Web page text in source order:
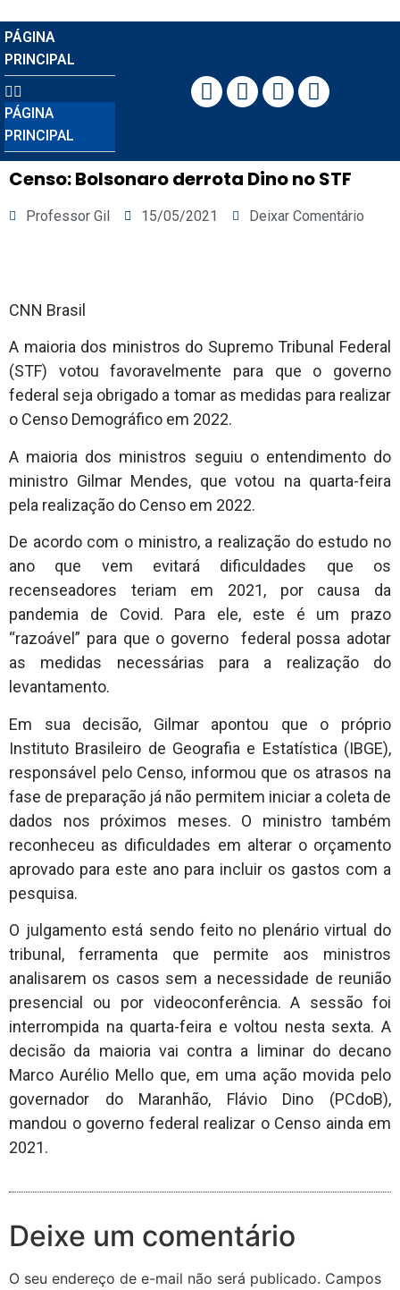
PÁGINA
PRINCIPAL
PÁGINA
PRINCIPAL
Censo: Bolsonaro derrota Dino no STF
Professor Gil 15/05/2021 Deixar Comentário
CNN Brasil
A maioria dos ministros do Supremo Tribunal Federal
(STF) votou favoravelmente para que o governo
federal seja obrigado a tomar as medidas para realizar
o Censo Demográfico em 2022.
A maioria dos ministros seguiu o entendimento do
ministro Gilmar Mendes, que votou na quarta-feira
pela realização do Censo em 2022.
De acordo com o ministro, a realização do estudo no
ano que vem evitará dificuldades que os
recenseadores teriam em 2021, por causa da
pandemia de Covid. Para ele, este é um prazo
“razoável” para que o governo federal possa adotar
as medidas necessárias para a realização do
levantamento.
Em sua decisão, Gilmar apontou que o próprio
Instituto Brasileiro de Geografia e Estatística (IBGE),
responsável pelo Censo, informou que os atrasos na
fase de preparação já não permitem iniciar a coleta de
dados nos próximos meses. O ministro também
reconheceu as dificuldades em alterar o orçamento
aprovado para este ano para incluir os gastos com a
pesquisa.
O julgamento está sendo feito no plenário virtual do
tribunal, ferramenta que permite aos ministros
analisarem os casos sem a necessidade de reunião
presencial ou por videoconferência. A sessão foi
interrompida na quarta-feira e voltou nesta sexta. A
decisão da maioria vai contra a liminar do decano
Marco Aurélio Mello que, em uma ação movida pelo
governador do Maranhão, Flávio Dino (PCdoB),
mandou o governo federal realizar o Censo ainda em
2021.
Deixe um comentário
O seu endereço de e-mail não será publicado. Campos